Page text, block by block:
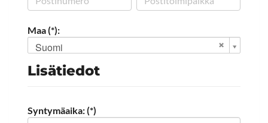
Maa (*):
Suomi
Lisätiedot
Syntymäaika: (*)